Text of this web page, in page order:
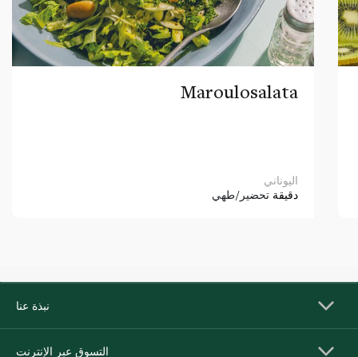
Maroulosalata
اليوناني
دقيقة تحضير/طهي
نبذة عنا
التسوق عبر الإنترنت